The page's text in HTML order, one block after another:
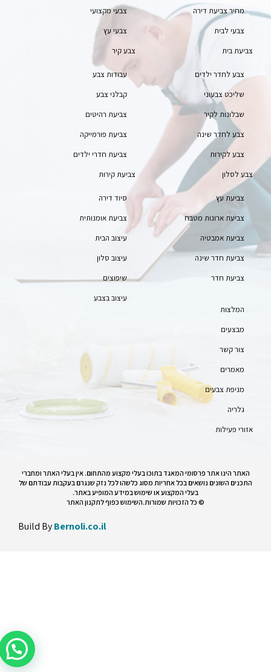
מחיר צביעת דירה
צבעי לבית
צביעת בית
צבעי מקצועי
צבעי עץ
צבע קיר
צבע לחדר ילדים
שליכט צבעוני
שבלונות לקיר
צבע לחדר שינה
צבע לקירות
צבע לסלון
עבודות צבע
קבלני צבע
צביעת רהיטים
צביעת פורמייקה
צביעת חדרי ילדים
צביעת קירות
צביעת עץ
צביעת ארונות מטבח
צביעת אמבטיה
צביעת חדר שינה
צביעת חדר
סיוד דירה
צביעת אומנותית
עיצוב הבית
עיצוב סלון
שיפוצים
עיצוב בצבע
המלצות
מבצעים
צור קשר
מאמרים
מניפת צבעים
גלריה
אזורי פעילות
האתר הינו אתר פרסומי המאגד בתוכו בעלי מקצוע מהתחום. אין בעלי האתר ומחברי
התכנים השונים נושאים בכל אחריות מסוג כלשהו לכל נזק שנגרם בעקבות עבודתם של
בעלי המקצוע או שימוש במידע המופיע באתר.
© כל הזכויות שמורות.השימוש כפוף לתקנון האתר
Build ByBernoli.co.il